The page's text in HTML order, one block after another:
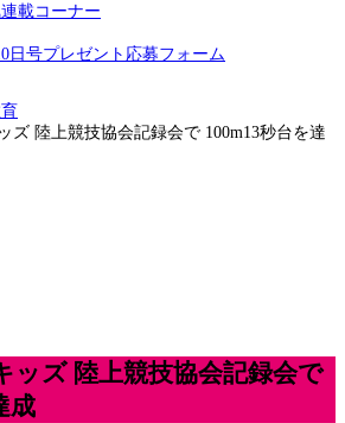
載コーナー
日号プレゼント応募フォーム
ズ 陸上競技協会記録会で 100m13秒台を達
ッズ 陸上競技協会記録会で
成